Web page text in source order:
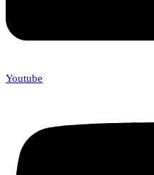
Youtube